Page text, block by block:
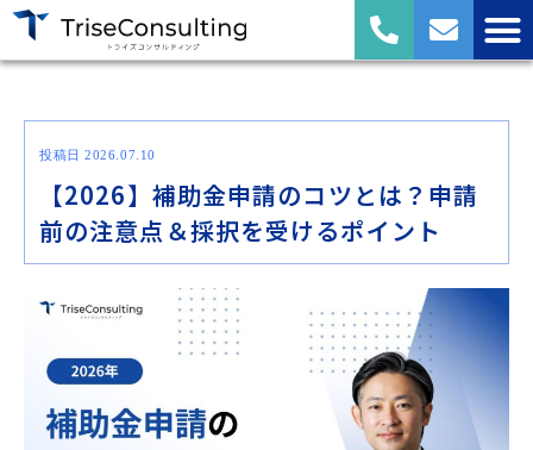
投稿日 2026.07.10
【2026】補助金申請のコツとは？申請
前の注意点＆採択を受けるポイント